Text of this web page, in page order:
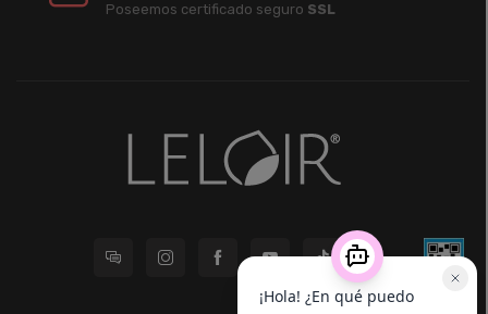
Poseemos certificado seguro SSL